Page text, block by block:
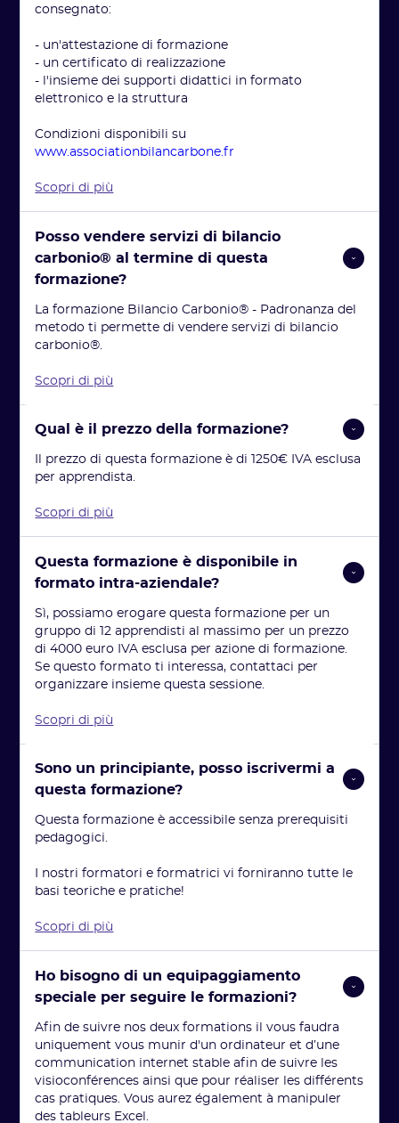
consegnato:
- un'attestazione di formazione
- un certificato di realizzazione
- l'insieme dei supporti didattici in formato
elettronico e la struttura
Condizioni disponibili su
www.associationbilancarbone.fr
Scopri di più
Posso vendere servizi di bilancio
carbonio® al termine di questa
formazione?
La formazione Bilancio Carbonio® - Padronanza del
metodo ti permette di vendere servizi di bilancio
carbonio®.
Scopri di più
Qual è il prezzo della formazione?
Il prezzo di questa formazione è di 1250€ IVA esclusa
per apprendista.
Scopri di più
Questa formazione è disponibile in
formato intra-aziendale?
Sì, possiamo erogare questa formazione per un
gruppo di 12 apprendisti al massimo per un prezzo
di 4000 euro IVA esclusa per azione di formazione.
Se questo formato ti interessa, contattaci per
organizzare insieme questa sessione.
Scopri di più
Sono un principiante, posso iscrivermi a
questa formazione?
Questa formazione è accessibile senza prerequisiti
pedagogici.
I nostri formatori e formatrici vi forniranno tutte le
basi teoriche e pratiche!
Scopri di più
Ho bisogno di un equipaggiamento
speciale per seguire le formazioni?
Afin de suivre nos deux formations il vous faudra
uniquement vous munir d'un ordinateur et d’une
communication internet stable afin de suivre les
visioconférences ainsi que pour réaliser les différents
cas pratiques. Vous aurez également à manipuler
des tableurs Excel.